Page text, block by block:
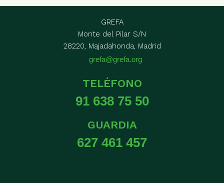
GREFA
Monte del Pilar S/N
28220, Majadahonda, Madrid
grefa@grefa.org
TELÉFONO
91 638 75 50
GUARDIA
627 461 457